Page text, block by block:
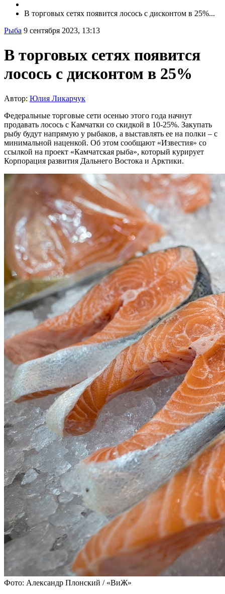
В торговых сетях появится лосось с дисконтом в 25%...
Рыба 9 сентября 2023, 13:13
В торговых сетях появится
лосось с дисконтом в 25%
Автор: Юлия Ликарчук
Федеральные торговые сети осенью этого года начнут
продавать лосось с Камчатки со скидкой в 10-25%. Закупать
рыбу будут напрямую у рыбаков, а выставлять ее на полки – с
минимальной наценкой. Об этом сообщают «Известия» со
ссылкой на проект «Камчатская рыба», который курирует
Корпорация развития Дальнего Востока и Арктики.
Фото: Александр Плонский / «ВиЖ»